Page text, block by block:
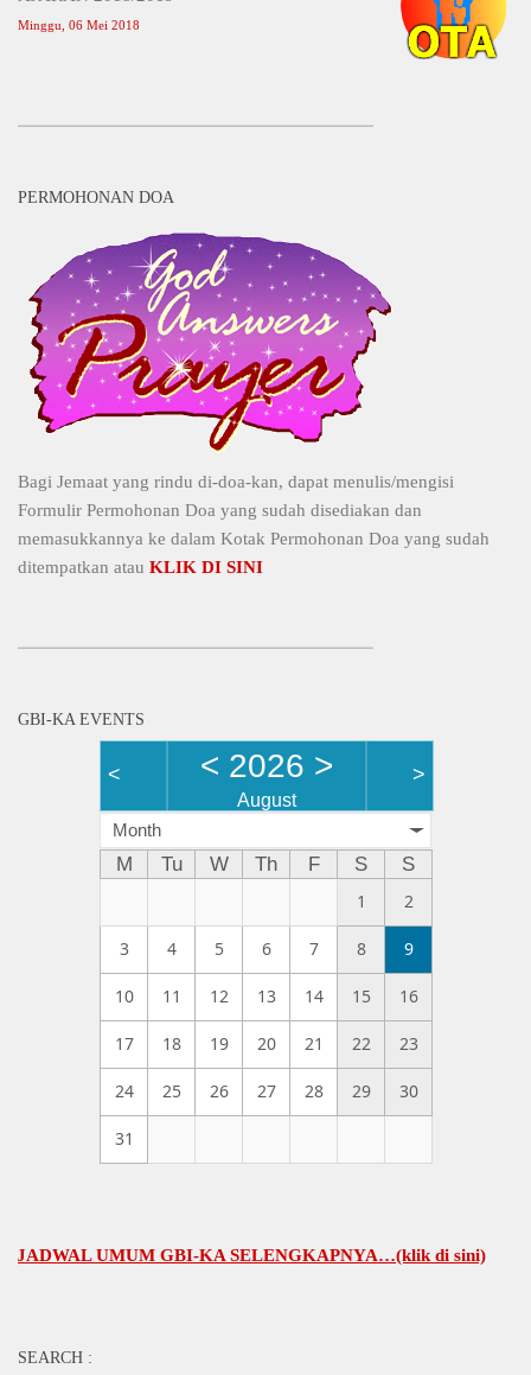
Minggu, 06 Mei 2018
PERMOHONAN DOA
Bagi Jemaat yang rindu di-doa-kan, dapat menulis/mengisi
Formulir Permohonan Doa yang sudah disediakan dan
memasukkannya ke dalam Kotak Permohonan Doa yang sudah
ditempatkan atau KLIK DI SINI
GBI-KA EVENTS
< < 2026 >
August
>
Month
M Tu W Th F S
S
1
2
3 4 5 6 7 8 9
10 11 12 13 14 15 16
17 18 19 20 21 22 23
24 25 26 27 28 29 30
31
UMUM GBI-KA SELENGKAPNYA…(klik di sini)
SEARCH :